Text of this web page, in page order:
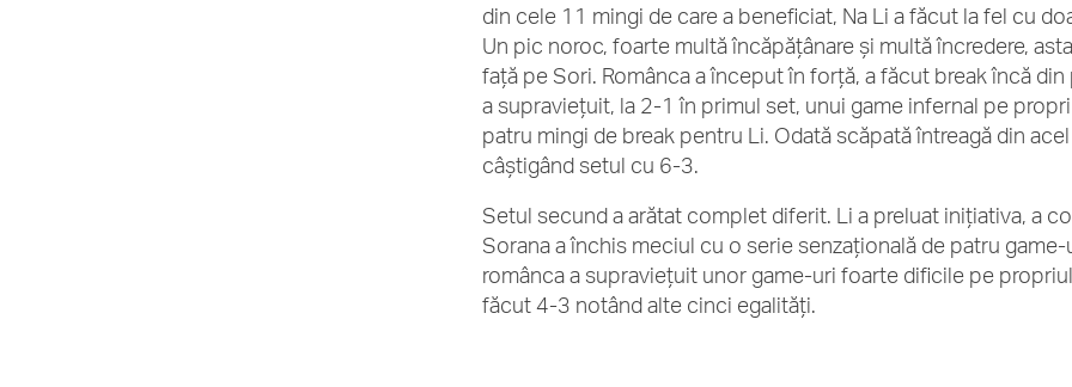
din cele 11 mingi de care a beneficiat, Na Li a făcut la fel cu
Un pic noroc, foarte multă încăpățânare și multă încredere,
față pe Sori. Românca a început în forță, a făcut break încă
a supraviețuit, la 2-1 în primul set, unui game infernal pe
patru mingi de break pentru Li. Odată scăpată întreagă din
câștigând setul cu 6-3.
Setul secund a arătat complet diferit. Li a preluat inițiativa, a
Sorana a închis meciul cu o serie senzațională de patru
românca a supraviețuit unor game-uri foarte dificile pe
făcut 4-3 notând alte cinci egalități.